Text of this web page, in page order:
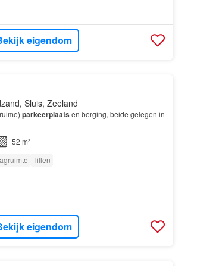
eigendom
Sluis, Zeeland
parkeerplaats en berging, beide gelegen in
52 m²
Tillen
eigendom